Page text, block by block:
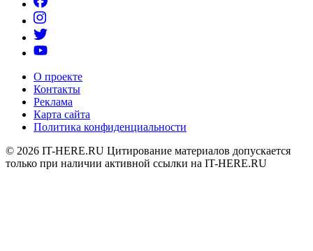
О проекте
Контакты
Реклама
Карта сайта
Политика конфиденциальности
© 2026 IT-HERE.RU Цитирование материалов допускается
только при наличии активной ссылки на IT-HERE.RU